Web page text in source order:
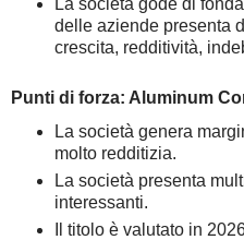
La società gode di
delle aziende presenta
crescita, redditività,
Punti di forza: Aluminum
La società genera
molto redditizia.
La società presenta
interessanti.
Il titolo è valutato in